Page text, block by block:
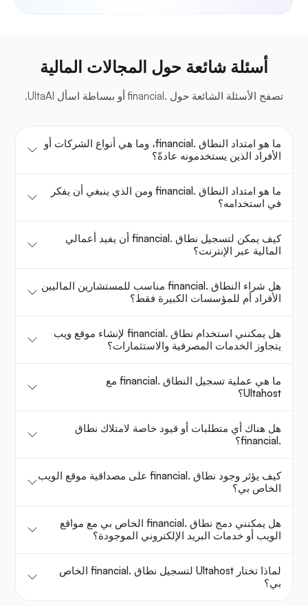
أسئلة شائعة حول المجالات المالية
تصفح الأسئلة الشائعة حول .financial أو ببساطة اسأل UltaAI.
ما هو امتداد النطاق .financial، وما هي أنواع الشركات أو
الأفراد الذين يستخدمونه عادةً؟
ما هو امتداد النطاق .financial ومن الذي ينبغي أن يفكر
في استخدامه؟
كيف يمكن لتسجيل نطاق .financial أن يفيد أعمالي
المالية عبر الإنترنت؟
هل شراء النطاق .financial مناسب للمستشارين الماليين
الأفراد أم للمؤسسات الكبيرة فقط؟
هل يمكنني استخدام نطاق .financial لإنشاء موقع ويب
يتجاوز الخدمات المصرفية والاستثمارات؟
ما هي عملية تسجيل النطاق .financial مع
Ultahost؟
هل هناك أي متطلبات أو قيود خاصة لامتلاك نطاق
.financial؟
كيف يؤثر وجود نطاق .financial على مصداقية موقع الويب
الخاص بي؟
هل يمكنني دمج نطاق .financial الخاص بي مع مواقع
الويب أو خدمات البريد الإلكتروني الموجودة؟
لماذا تختار Ultahost لتسجيل نطاق .financial الخاص
بي؟